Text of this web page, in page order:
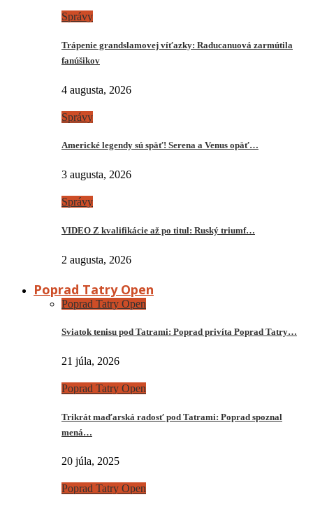
Správy
Trápenie grandslamovej víťazky: Raducanuová zarmútila
fanúšikov
4 augusta, 2026
Správy
Americké legendy sú späť! Serena a Venus opäť…
3 augusta, 2026
Správy
VIDEO Z kvalifikácie až po titul: Ruský triumf…
2 augusta, 2026
Poprad Tatry Open
Poprad Tatry Open
Sviatok tenisu pod Tatrami: Poprad privíta Poprad Tatry…
21 júla, 2026
Poprad Tatry Open
Trikrát maďarská radosť pod Tatrami: Poprad spoznal
mená…
20 júla, 2025
Poprad Tatry Open